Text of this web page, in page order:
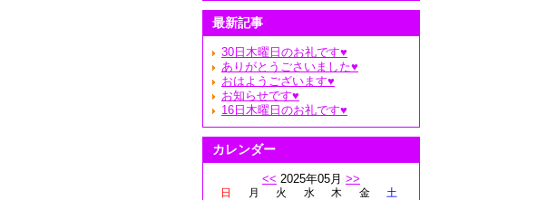
最新記事
30日木曜日のお礼です♥️
ありがとうごさいました♥️
おはようございます♥️
お知らせです♥️
16日木曜日のお礼です♥️
カレンダー
<< 2025年05月 >>
日 月 火 水 木 金
土